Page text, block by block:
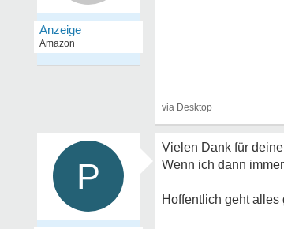
P
Vielen Dank für
Wenn ich dann
Hoffentlich geht